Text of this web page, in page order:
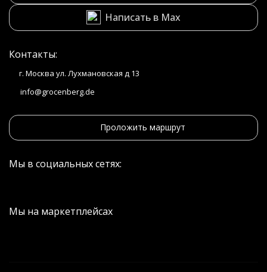
Написать в Max
Контакты:
г. Москва ул. Лухмановская д 13
info@grocenberg.de
Проложить маршрут
Мы в социальных сетях:
Мы на маркетплейсах